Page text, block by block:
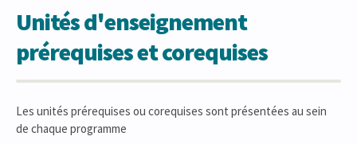
Unités d'enseignement
prérequises et corequises
Les unités prérequises ou corequises sont présentées au sein
de chaque programme